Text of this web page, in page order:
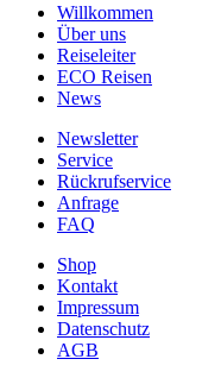
Willkommen
Über uns
Reiseleiter
ECO Reisen
News
Newsletter
Service
Rückrufservice
Anfrage
FAQ
Shop
Kontakt
Impressum
Datenschutz
AGB